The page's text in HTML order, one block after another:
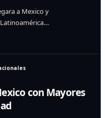
a Mexico y
con Mayores